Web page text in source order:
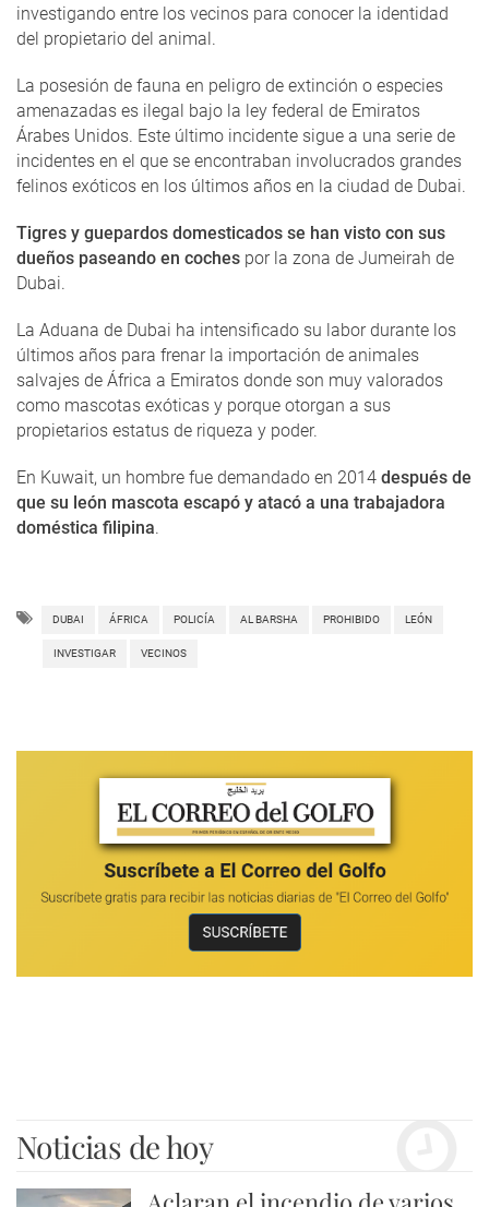
investigando entre los vecinos para conocer la identidad
del propietario del animal.
La posesión de fauna en peligro de extinción o especies
amenazadas es ilegal bajo la ley federal de Emiratos
Árabes Unidos. Este último incidente sigue a una serie de
incidentes en el que se encontraban involucrados grandes
felinos exóticos en los últimos años en la ciudad de Dubai.
Tigres y guepardos domesticados se han visto con sus
dueños paseando en coches por la zona de Jumeirah de
Dubai.
La Aduana de Dubai ha intensificado su labor durante los
últimos años para frenar la importación de animales
salvajes de África a Emiratos donde son muy valorados
como mascotas exóticas y porque otorgan a sus
propietarios estatus de riqueza y poder.
En Kuwait, un hombre fue demandado en 2014 después de
que su león mascota escapó y atacó a una trabajadora
doméstica filipina.
DUBAI ÁFRICA POLICÍA AL BARSHA PROHIBIDO LEÓN
INVESTIGAR VECINOS
Noticias de hoy